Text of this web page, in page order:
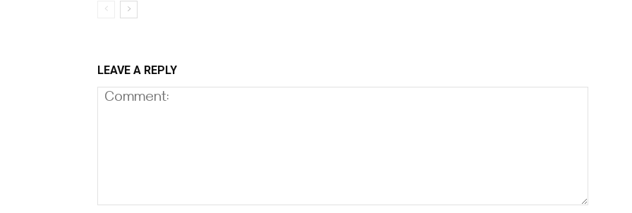
LEAVE A REPLY